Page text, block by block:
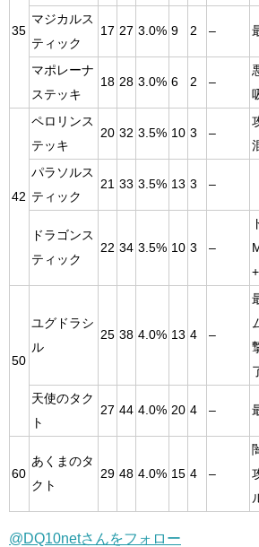
35
マジカルス
ティック
17 27 3.0% 9 2 –
マポレーナ
ステッキ
18 28 3.0% 6 2 –
42
ペロリンス
テッキ
20 32 3.5% 10 3 –
パラソルス
ティック
21 33 3.5% 13 3 –
ドラゴンス
ティック
22 34 3.5% 10 3 –
50
ユグドラシ
ル
25 38 4.0% 13 4 –
天使のタク
ト
27 44 4.0% 20 4 –
60
あくまのタ
クト
29 48 4.0% 15 4 –
@DQ10netさんをフォロー